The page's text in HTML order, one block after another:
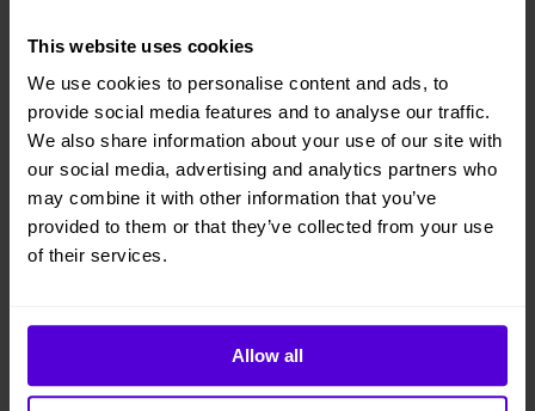
This website uses cookies
We use cookies to personalise content and ads, to
provide social media features and to analyse our traffic.
We also share information about your use of our site with
our social media, advertising and analytics partners who
may combine it with other information that you’ve
provided to them or that they’ve collected from your use
of their services.
Allow all
Lägg i varukorgen
Hyresperioden löper tillsvidare, faktureras per månad
Avsluta hyresperioden när du vill, med enbart en
månads uppsägningstid
Vi levererar, monterar och returnerar
uppsägningstid